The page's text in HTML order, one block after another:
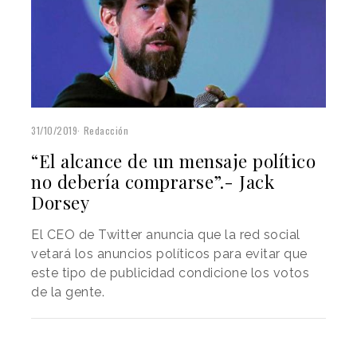
31/10/2019 Redacción
“El alcance de un mensaje político
no debería comprarse”.- Jack
Dorsey
El CEO de Twitter anuncia que la red social
vetará los anuncios políticos para evitar que
este tipo de publicidad condicione los votos
de la gente.